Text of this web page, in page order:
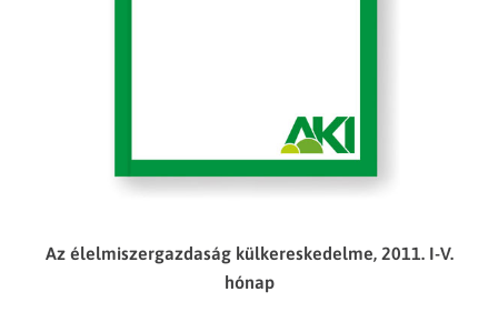
Az élelmiszergazdaság külkereskedelme, 2011. I-V.
hónap